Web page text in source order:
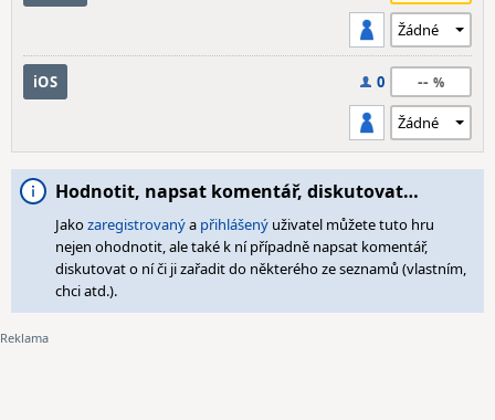
iOS 0 --
Hodnotit, napsat komentář, diskutovat…
Jakozaregistrovanýa přihlášený uživatel můžete tuto hru
nejen ohodnotit, ale také k ní případně napsat komentář,
diskutovat o ní či ji zařadit do některého ze seznamů (vlastním,
chci atd.).